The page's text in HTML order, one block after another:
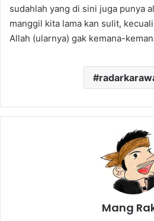
sudahlah yang di sini juga punya
manggil kita lama kan sulit,
Allah (ularnya) gak kemana-
Mang